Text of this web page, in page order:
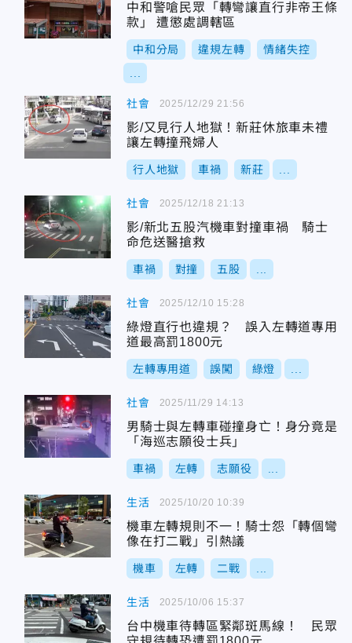
中和警嗆民眾「轉彎讓直行非帝王條
款」 遭懲處調轄區
中和分局 違規左轉 情緒失控
社會
影/又見行人地獄！新莊休旅車未禮
讓左轉撞飛婦人
行人地獄 車禍 新莊
2025/12/29 21:56
社會
影/新北五股汽機車對撞車禍 騎士
命危送醫搶救
車禍 對撞 五股
2025/12/18 21:13
社會
綠燈直行也違規？ 誤入左轉道專用
道最高罰1800元
左轉專用道 誤闖 綠燈
2025/12/10 15:28
社會
男騎士與左轉車碰撞身亡！身分竟是
「海巡志願役士兵」
車禍 左轉 志願役
2025/11/29 14:13
生活
機車左轉規則不一！騎士怨「轉個彎
像在打二戰」引熱議
機車 左轉 二戰
2025/10/20 10:39
生活
台中機車待轉區緊鄰斑馬線！ 民眾
2025/10/06 15:37